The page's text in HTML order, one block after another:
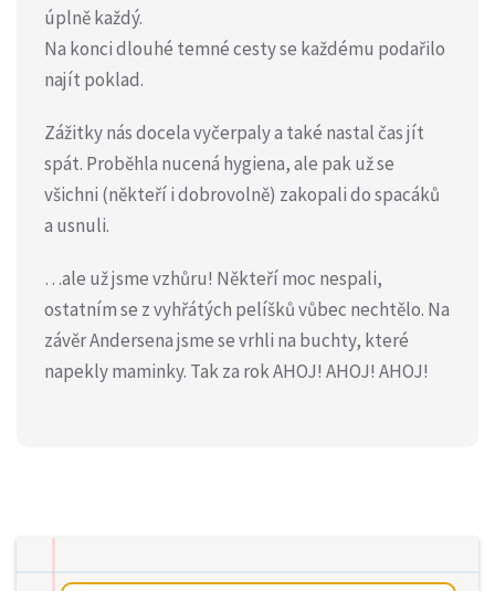
úplně každý.
Na konci dlouhé temné cesty se každému podařilo
najít poklad.
Zážitky nás docela vyčerpaly a také nastal čas jít
spát. Proběhla nucená hygiena, ale pak už se
všichni (někteří i dobrovolně) zakopali do spacáků
a usnuli.
…ale už jsme vzhůru! Někteří moc nespali,
ostatním se z vyhřátých pelíšků vůbec nechtělo. Na
závěr Andersena jsme se vrhli na buchty, které
napekly maminky. Tak za rok AHOJ! AHOJ! AHOJ!